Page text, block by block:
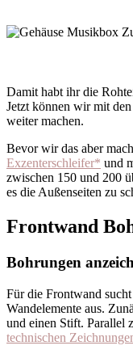
Damit habt ihr die
Jetzt können wir mit
weiter machen.
Bevor wir das aber
Exzenterschleifer* und
zwischen 150 und 200
es die Außenseiten zu
Frontwand
Bohrungen
Für die Frontwand
Wandelemente aus.
und einen Stift. Parallel
technischen